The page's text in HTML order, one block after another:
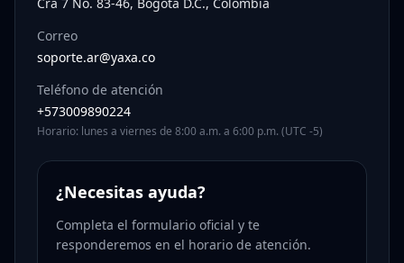
Correo
soporte.ar@yaxa.co
Teléfono de atención
+573009890224
Horario: lunes a viernes de 8:00 a.m. a 6:00 p.m. (UTC -5)
¿Necesitas ayuda?
Completa el formulario oficial y te
responderemos en el horario de atención.